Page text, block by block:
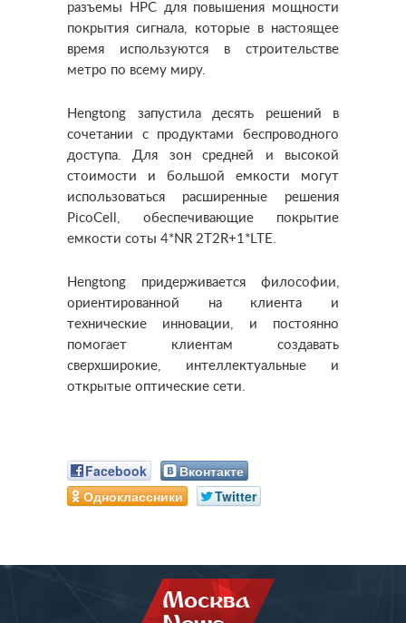
разъемы HPC для повышения мощности
покрытия сигнала, которые в настоящее
время используются в строительстве
метро по всему миру.
Hengtong запустила десять решений в
сочетании с продуктами беспроводного
доступа. Для зон средней и высокой
стоимости и большой емкости могут
использоваться расширенные решения
PicoCell, обеспечивающие покрытие
емкости соты 4*NR 2T2R+1*LTE.
Hengtong придерживается философии,
ориентированной на клиента и
технические инновации, и постоянно
помогает клиентам создавать
сверхширокие, интеллектуальные и
открытые оптические сети.
Facebook
Вконтакте
Одноклассники
Twitter